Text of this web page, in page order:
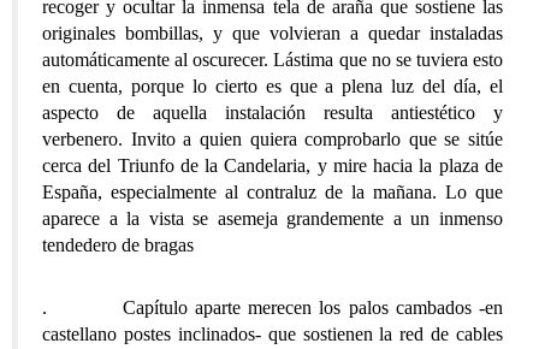
recoger y ocultar la inmensa tela de araña que sostiene las
originales bombillas, y que volvieran a quedar instaladas
automáticamente al oscurecer. Lástima que no se tuviera esto
en cuenta, porque lo cierto es que a plena luz del día, el
aspecto de aquella instalación resulta antiestético y
verbenero. Invito a quien quiera comprobarlo que se sitúe
cerca del Triunfo de la Candelaria, y mire hacia la plaza de
España, especialmente al contraluz de la mañana. Lo que
aparece a la vista se asemeja grandemente a un inmenso
tendedero de bragas
. Capítulo aparte merecen los palos cambados -en
castellano postes inclinados- que sostienen la red de cables